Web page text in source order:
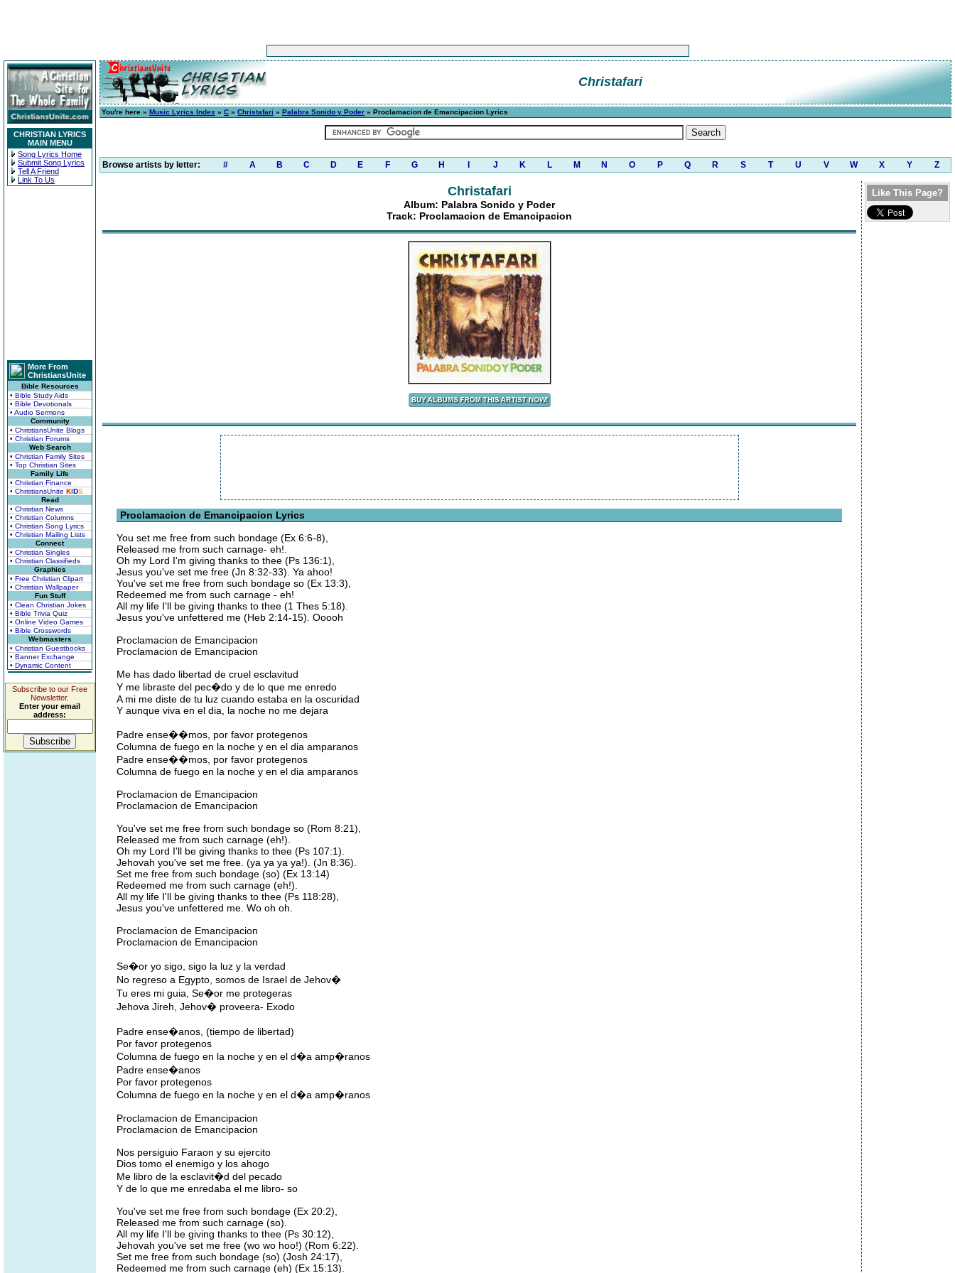
CHRISTIAN LYRICS
MAIN MENU
Song Lyrics Home
Submit Song Lyrics
Tell A Friend
Link To Us
More From
ChristiansUnite
Bible Resources
• Bible Study Aids
• Bible Devotionals
• Audio Sermons
Community
• ChristiansUnite Blogs
• Christian Forums
Web Search
• Christian Family Sites
• Top Christian Sites
Family Life
• Christian Finance
• ChristiansUnite KIDS
Read
• Christian News
• Christian Columns
• Christian Song Lyrics
• Christian Mailing Lists
Connect
• Christian Singles
• Christian Classifieds
Graphics
• Free Christian Clipart
• Christian Wallpaper
Fun Stuff
• Clean Christian Jokes
• Bible Trivia Quiz
• Online Video Games
• Bible Crosswords
Webmasters
• Christian Guestbooks
• Banner Exchange
• Dynamic Content
Subscribe to our Free
Newsletter.
Enter your email
address:
Christafari
You're here » Music Lyrics Index » C » Christafari » Palabra Sonido y Poder » Proclamacion de Emancipacion Lyrics
Browse artists by letter: # A B C D E F G H J K L M N O P Q R S T U V W X Y Z
Christafari
Album: Palabra Sonido y Poder
Track: Proclamacion de Emancipacion
Proclamacion de Emancipacion Lyrics
You set me free from such bondage (Ex 6:6-8),
Released me from such carnage- eh!.
Oh my Lord I'm giving thanks to thee (Ps 136:1),
Jesus you've set me free (Jn 8:32-33). Ya ahoo!
You've set me free from such bondage so (Ex 13:3),
Redeemed me from such carnage - eh!
All my life I'll be giving thanks to thee (1 Thes 5:18).
Jesus you've unfettered me (Heb 2:14-15). Ooooh
Proclamacion de Emancipacion
Proclamacion de Emancipacion
Me has dado libertad de cruel esclavitud
Y me libraste del pec�do y de lo que me enredo
A mi me diste de tu luz cuando estaba en la oscuridad
Y aunque viva en el dia, la noche no me dejara
Padre ense��mos, por favor protegenos
Columna de fuego en la noche y en el dia amparanos
Padre ense��mos, por favor protegenos
Columna de fuego en la noche y en el dia amparanos
Proclamacion de Emancipacion
Proclamacion de Emancipacion
You've set me free from such bondage so (Rom 8:21),
Released me from such carnage (eh!).
Oh my Lord I'll be giving thanks to thee (Ps 107:1).
Jehovah you've set me free. (ya ya ya ya!). (Jn 8:36).
Set me free from such bondage (so) (Ex 13:14)
Redeemed me from such carnage (eh!).
All my life I'll be giving thanks to thee (Ps 118:28),
Jesus you've unfettered me. Wo oh oh.
Proclamacion de Emancipacion
Proclamacion de Emancipacion
Se�or yo sigo, sigo la luz y la verdad
No regreso a Egypto, somos de Israel de Jehov�
Tu eres mi guia, Se�or me protegeras
Jehova Jireh, Jehov� proveera- Exodo
Padre ense�anos, (tiempo de libertad)
Por favor protegenos
Columna de fuego en la noche y en el d�a amp�ranos
Padre ense�anos
Por favor protegenos
Columna de fuego en la noche y en el d�a amp�ranos
Proclamacion de Emancipacion
Proclamacion de Emancipacion
Nos persiguio Faraon y su ejercito
Dios tomo el enemigo y los ahogo
Me libro de la esclavit�d del pecado
Y de lo que me enredaba el me libro- so
You've set me free from such bondage (Ex 20:2),
Released me from such carnage (so).
All my life I'll be giving thanks to thee (Ps 30:12),
Jehovah you've set me free (wo wo hoo!) (Rom 6:22).
Set me free from such bondage (so) (Josh 24:17),
Redeemed me from such carnage (eh) (Ex 15:13).
Like This Page?